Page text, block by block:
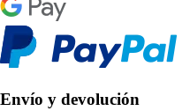
Envío y devolución